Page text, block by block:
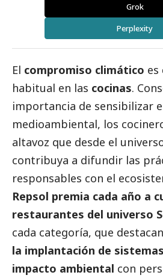
Grok
Perplexity
El compromiso climático es
habitual en las cocinas.
importancia de sensibilizar
medioambiental, los
altavoz que desde el
contribuya a difundir las
responsables con el
Repsol premia cada año a
restaurantes del universo
cada categoría, que
la implantación de
impacto ambiental con